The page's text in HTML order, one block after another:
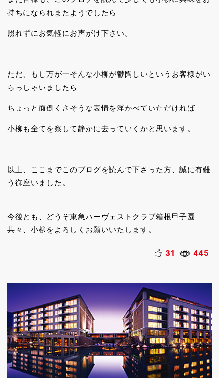
持ちになられまたようでしたら
照れずにお気軽にお声がけ下さい。
ただ、もし万が一そんな小柳が鬱陶しいというお客様がい
らっしゃいましたら
ちょっと面倒くさそうな表情を浮かべていただければ
小柳も全てを察して静かに去っていくかと思います。
以上、ここまでこのブログを読んで下さった方、誠に有難
う御座いました。
今後とも、どうぞ東急ハーヴェストクラブ箱根甲子園
共々、小柳をよろしくお願いいたします。
31 445